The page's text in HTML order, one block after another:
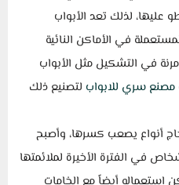
لذلك تعد الأبواب
في الأماكن النائية
في التشكيل مثل الأبواب
مصنع سري للابواب لتصنيع ذلك
أنواع يصعب كسرها، وأصبح
في الفترة الأخيرة لملائمتها